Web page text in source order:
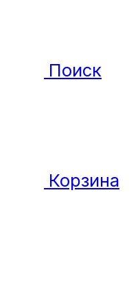
Поиск
Корзина